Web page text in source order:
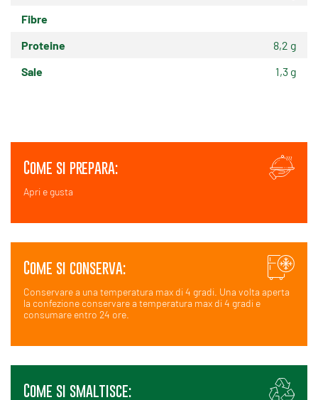
Fibre
Proteine
8,2 g
Sale
1,3 g
Come si prepara:
Apri e gusta
Come si conserva:
Conservare a una temperatura max di 4 gradi. Una volta aperta
la confezione conservare a temperatura max di 4 gradi e
consumare entro 24 ore.
Come si smaltisce: